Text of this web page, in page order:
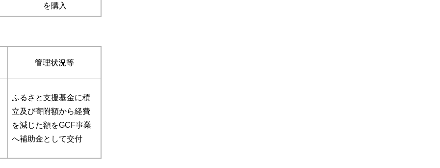
を購入
管理状況等
ふるさと支援基金に積
立及び寄附額から経費
を減じた額をGCF事業
へ補助金として交付